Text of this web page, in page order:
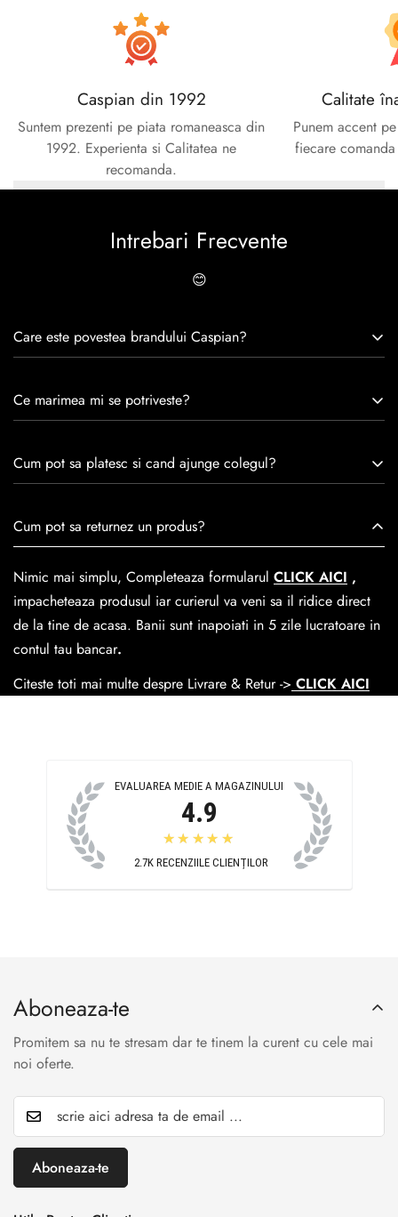
Caspian din 1992
Suntem prezenti pe piata romaneasca din
1992. Experienta si Calitatea ne
recomanda.
Calitate
Punem accent
fiecare
Intrebari Frecvente
😊
Care este povestea brandului Caspian?
experiență de peste 30 de ani în industria modei, Caspian se
satisfacția clienților.Fiecare pereche de încălțăminte Caspian
este creată cu mândrie de meșteri pricepuți, care aduc la
trecerea timpului.
Ce marimea mi se potriveste?
Cum pot sa platesc si cand ajunge colegul?
medie livrarea dureaza 1-2 zilelucratoare prin
Easybox-ul Emag.
Cosul de livrareeste 15 lei pentru o comanda mai mica de
390 lei si Gratuit pentru o comanda de peste 390 lei.
Cum pot sa returnez un produs?
Nimic mai simplu, Completeaza formularul CLICK AICI ,
impacheteaza produsul iar curierul va veni sa il ridice direct
de la tine de acasa. Banii sunt inapoiati in 5 zile lucratoare in
contul tau bancar.
Citeste toti mai multe despre Livrare & Retur -> CLICK AICI
EVALUAREA MEDIE A MAGAZINULUI
4.9
★★★★★
2.7K RECENZIILE CLIENȚILOR
Aboneaza-te
Promitem sa nu te stresam dar te tinem la curent cu cele mai
noi oferte.
Aboneaza-te